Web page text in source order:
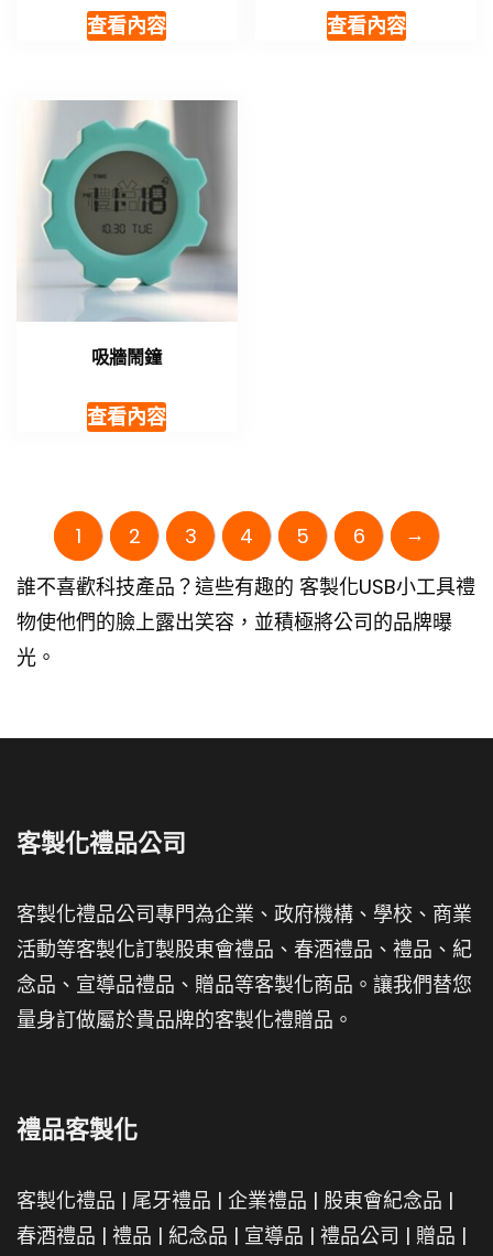
查看內容 查看內容
吸牆鬧鐘
查看內容
1 2 3 4 5 6
→
誰不喜歡科技產品？這些有趣的 客製化USB小工具禮
物使他們的臉上露出笑容，並積極將公司的品牌曝
光。
客製化禮品公司
客製化禮品公司專門為企業、政府機構、學校、商業
活動等客製化訂製股東會禮品、春酒禮品、禮品、紀
念品、宣導品禮品、贈品等客製化商品。讓我們替您
量身訂做屬於貴品牌的客製化禮贈品。
禮品客製化
客製化禮品 | 尾牙禮品 | 企業禮品 | 股東會紀念品 |
春酒禮品 | 禮品 | 紀念品 | 宣導品 | 禮品公司 | 贈品 |